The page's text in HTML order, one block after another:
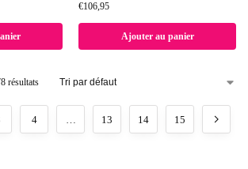
€106,95
Ajouter au panier
résultats
4 … 13 14 15